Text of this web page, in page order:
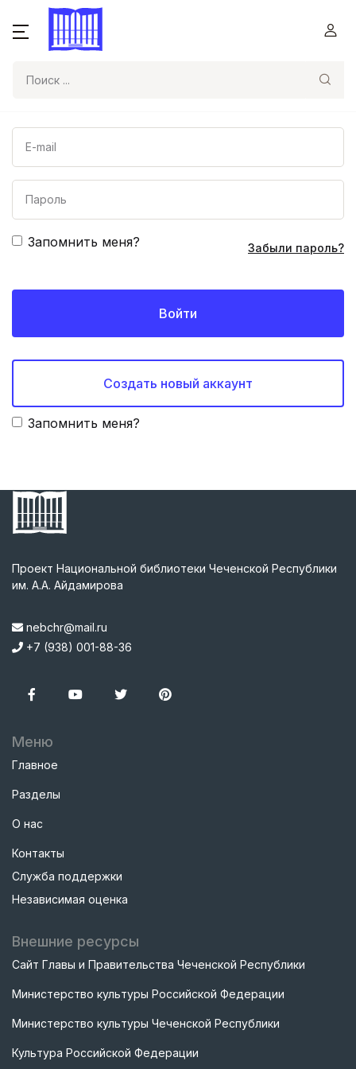
Запомнить меня? Забыли пароль?
Войти
Создать новый аккаунт
Запомнить меня?
Проект Национальной библиотеки Чеченской Республики
им. А.А. Айдамирова
nebchr@mail.ru
+7 (938) 001-88-36
Меню
Главное
Разделы
О нас
Контакты
Служба поддержки
Независимая оценка
Внешние ресурсы
Сайт Главы и Правительства Чеченской Республики
Министерство культуры Российской Федерации
Министерство культуры Чеченской Республики
Культура Российской Федерации